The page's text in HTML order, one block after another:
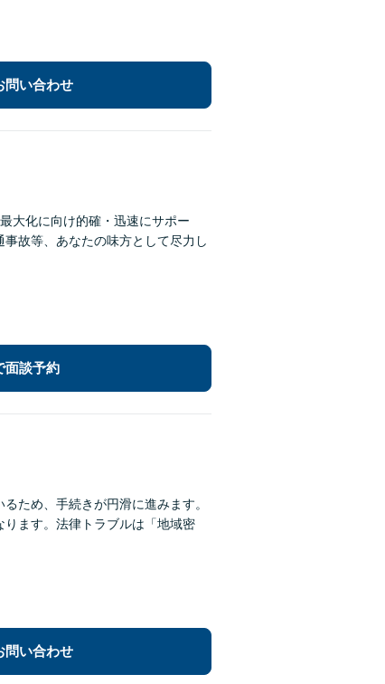
問い合わせ
大化に向け的確・迅速にサポー
故等、あなたの味方として尽力し
面談予約
ため、手続きが円滑に進みます。
ます。法律トラブルは「地域密
問い合わせ